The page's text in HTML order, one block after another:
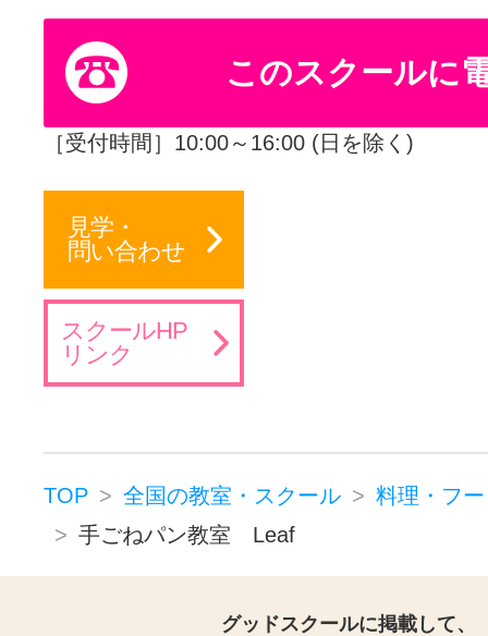
このスクールに
［受付時間］10:00～16:00 (日を除く)
見学・
問い合わせ
スクールHP
リンク
TOP 全国の教室・スクール
料理・フ
手ごねパン教室 Leaf
グッドスクールに掲載して、